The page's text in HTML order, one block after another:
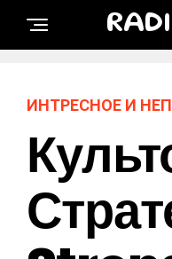
ИНТРЕСНОЕ И